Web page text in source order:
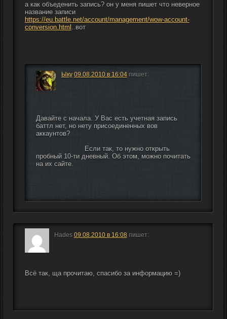
а как объеденить запись? он у меня пишет что неверное
название записи
https://eu.battle.net/account/management/wow-account-
conversion.html ..вот
Ыку 09.08.2010 в 16:04 пишет:
Давайте с начала. У Вас есть учетная запись
баттл нет, но нету присоединенных вов
аккаунтов?
пробный 10-ти дневный. Об этом, можно почитать
на их сайте.
Hades 09.08.2010 в 16:08 пишет:
Всё так, ща прочитаю, спасибо за информацию =)